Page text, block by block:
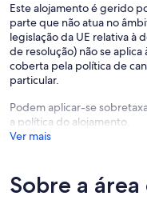
Este alojamento é gerido
parte que não atua no
legislação da UE relativa à
de resolução) não se
coberta pela política de
particular.
Podem aplicar-se
a política do alojamento.
Ver mais
Sobre a